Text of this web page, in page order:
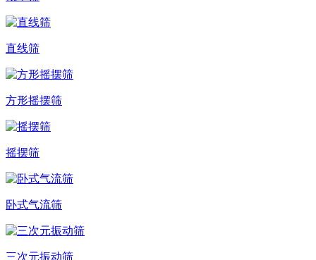
直线筛
方形摇摆筛
摇摆筛
卧式气流筛
三次元振动筛